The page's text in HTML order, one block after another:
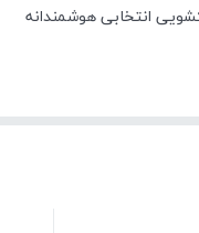
انتخابی هوشمندانه